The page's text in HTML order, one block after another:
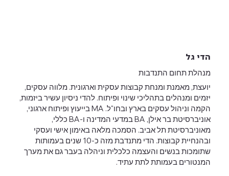
הדי גל
מנהלת תחום התנדבות
יועצת, מאמנת ומנחת קבוצות עסקית וארגונית. מלווה עסקים,
יזמים ומנהלים בתהליכי שינוי ופיתוח. להדי ניסיון עשיר ביזמות,
הקמה וניהול עסקים בארץ ובחו"ל. MA בייעוץ ופיתוח ארגוני,
אוניברסיטת בר אילן, BA במדעי המדינה ו-BA כללי,
מאוניברסיטת תל אביב. הסמכה מלאה באימון אישי ועסקי
ובהנחיית קבוצות. הדי מתנדבת מזה כ-10 שנים בעמותות
שתומכות בנשים והעצמה כלכלית וניהלה בעבר גם את מערך
המנטורים בעמותת לתת עתיד.